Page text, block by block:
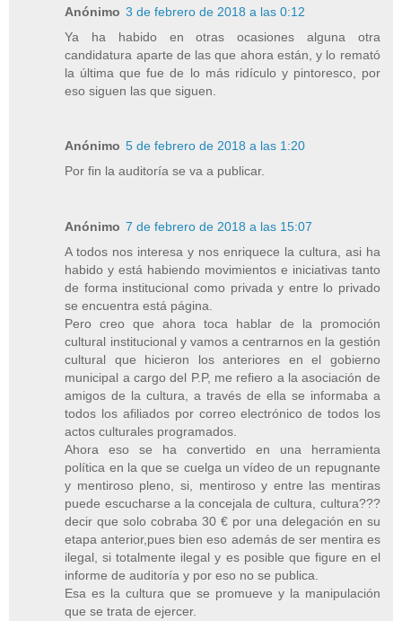
Anónimo 3 de febrero de 2018 a las 0:12
Ya ha habido en otras ocasiones alguna otra
candidatura aparte de las que ahora están, y lo remató
la última que fue de lo más ridículo y pintoresco, por
eso siguen las que siguen.
Anónimo 5 de febrero de 2018 a las 1:20
Por fin la auditoría se va a publicar.
Anónimo 7 de febrero de 2018 a las 15:07
A todos nos interesa y nos enriquece la cultura, asi ha
habido y está habiendo movimientos e iniciativas tanto
de forma institucional como privada y entre lo privado
se encuentra está página.
Pero creo que ahora toca hablar de la promoción
cultural institucional y vamos a centrarnos en la gestión
cultural que hicieron los anteriores en el gobierno
municipal a cargo del P.P, me refiero a la asociación de
amigos de la cultura, a través de ella se informaba a
todos los afiliados por correo electrónico de todos los
actos culturales programados.
Ahora eso se ha convertido en una herramienta
política en la que se cuelga un vídeo de un repugnante
y mentiroso pleno, si, mentiroso y entre las mentiras
puede escucharse a la concejala de cultura, cultura???
decir que solo cobraba 30 € por una delegación en su
etapa anterior,pues bien eso además de ser mentira es
ilegal, si totalmente ilegal y es posible que figure en el
informe de auditoría y por eso no se publica.
Esa es la cultura que se promueve y la manipulación
que se trata de ejercer.